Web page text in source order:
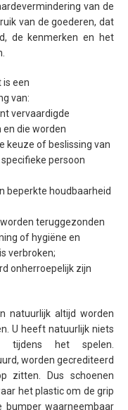
van de
van de goederen, dat
de kenmerken en het
is een
van:
vervaardigde
die worden
keuze of beslissing van
persoon
beperkte houdbaarheid
teruggezonden
of hygiëne en
verbroken;
onherroepelijk zijn
natuurlijk altijd worden
U heeft natuurlijk niets
tijdens het spelen.
worden gecrediteerd
zitten. Dus schoenen
het plastic om de grip
bumper waarneembaar